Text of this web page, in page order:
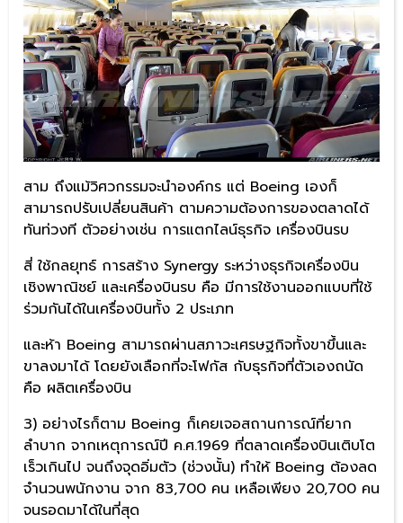
สาม ถึงแม้วิศวกรรมจะนำองค์กร แต่ Boeing เองก็
สามารถปรับเปลี่ยนสินค้า ตามความต้องการของตลาดได้
ทันท่วงที ตัวอย่างเช่น การแตกไลน์ธุรกิจ เครื่องบินรบ
สี่ ใช้กลยุทธ์ การสร้าง Synergy ระหว่างธุรกิจเครื่องบิน
เชิงพาณิชย์ และเครื่องบินรบ คือ มีการใช้งานออกแบบที่ใช้
ร่วมกันได้ในเครื่องบินทั้ง 2 ประเภท
และห้า Boeing สามารถผ่านสภาวะเศรษฐกิจทั้งขาขึ้นและ
ขาลงมาได้ โดยยังเลือกที่จะโฟกัส กับธุรกิจที่ตัวเองถนัด
คือ ผลิตเครื่องบิน
3) อย่างไรก็ตาม Boeing ก็เคยเจอสถานการณ์ที่ยาก
ลำบาก จากเหตุการณ์ปี ค.ศ.1969 ที่ตลาดเครื่องบินเติบโต
เร็วเกินไป จนถึงจุดอิ่มตัว (ช่วงนั้น) ทำให้ Boeing ต้องลด
จำนวนพนักงาน จาก 83,700 คน เหลือเพียง 20,700 คน
จนรอดมาได้ในที่สุด